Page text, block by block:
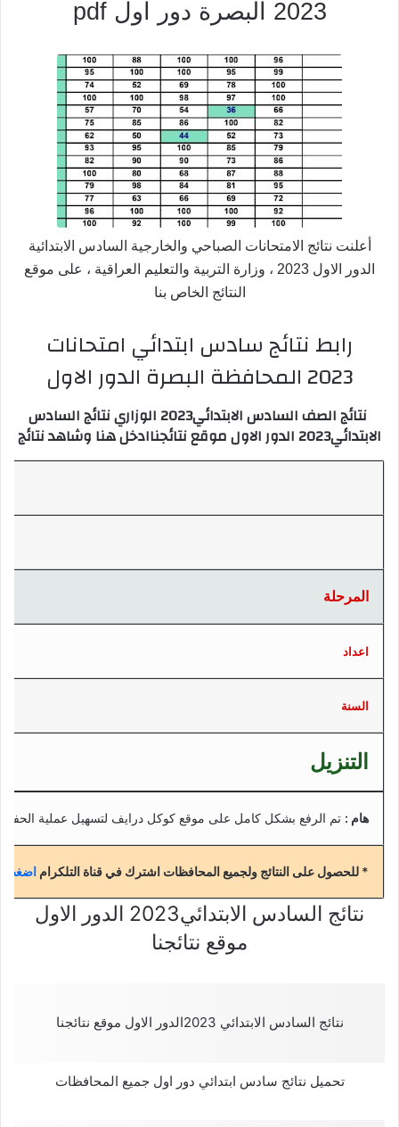
2023 البصرة دور اول pdf
أعلنت نتائج الامتحانات الصباحي والخارجية السادس الابتدائية
الدور الاول 2023 ، وزارة التربية والتعليم العراقية ، على موقع
النتائج الخاص بنا
رابط نتائج سادس ابتدائي امتحانات
2023 المحافظة البصرة الدور الاول
نتائج الصف السادس الابتدائي2023 الوزاري نتائج السادس
الابتدائي2023 الدور الاول موقع نتائجناادخل هنا وشاهد نتائج
المرحلة
اعداد
السنة
التنزيل
هام : تم الرفع بشكل كامل على موقع كوكل درايف لتسهيل عملية الحفظ
* للحصول على النتائج ولجميع المحافظات اشترك في قناة التلكرام اضغط
نتائج السادس الابتدائي2023 الدور الاول
موقع نتائجنا
نتائج السادس الابتدائي 2023الدور الاول موقع نتائجنا
تحميل نتائج سادس ابتدائي دور اول جميع المحافظات